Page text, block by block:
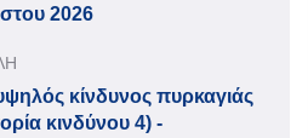
2026
κίνδυνος πυρκαγιάς
κινδύνου 4) -